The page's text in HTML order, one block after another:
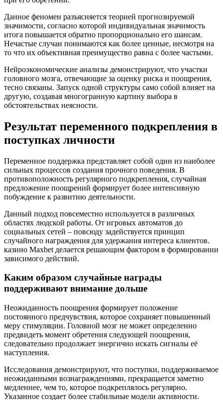
Данное феномен разъясняется теорией прогнозируемой
значимости, согласно которой индивидуальная значимость
итога повышается обратно пропорционально его шансам.
Нечастые случаи понимаются как более ценные, несмотря на
то что их объективная преимущество равна с более частыми.
Нейроэкономические анализы демонстрируют, что участки
головного мозга, отвечающие за оценку риска и поощрения,
тесно связаны. Запуск одной структуры само собой влияет на
другую, создавая многогранную картину выбора в
обстоятельствах неясности.
Результат переменного подкрепления в
поступках личности
Переменное поддержка представляет собой один из наиболее
сильных процессов создания прочного поведения. В
противоположность регулярного подкрепления, случайная
предложение поощрений формирует более интенсивную
побуждение к развитию деятельности.
Данный подход повсеместно используется в различных
областях людской работы. От игровых автоматов до
социальных сетей – повсюду задействуется принцип
случайного награждения для удержания интереса клиентов.
казино Maxbet делается решающим фактором в формировании
зависимого действий.
Каким образом случайные награды
поддерживают внимание дольше
Неожиданность поощрения формирует положение
постоянного предчувствия, которое сохраняет повышенный
меру стимуляции. Головной мозг не может определенно
предвидеть момент обретения следующей поощрения,
следовательно продолжает энергично искать сигналы её
наступления.
Исследования демонстрируют, что поступки, поддерживаемое
неожиданными вознаграждениями, прекращается заметно
медленнее, чем то, которое подкреплялось регулярно.
Указанное создает более стабильные модели активности.